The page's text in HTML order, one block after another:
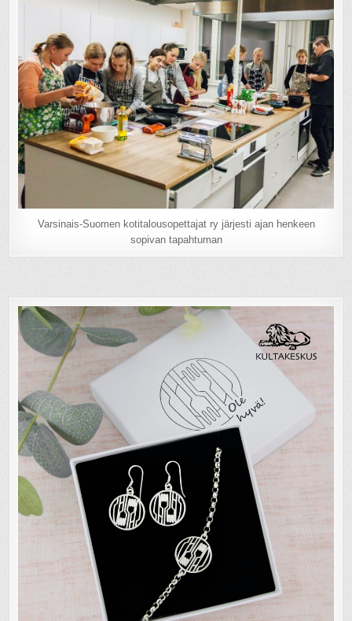
Varsinais-Suomen kotitalousopettajat ry järjesti ajan henkeen
sopivan tapahtuman